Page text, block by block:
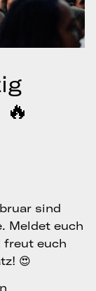
sind
Meldet euch
freut euch
😍